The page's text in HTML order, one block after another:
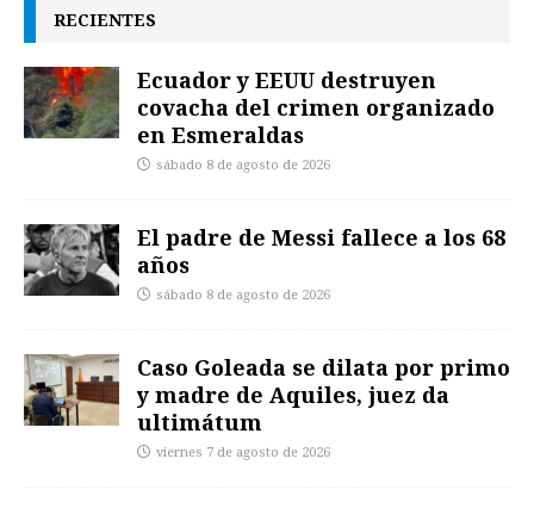
RECIENTES
Ecuador y EEUU destruyen
covacha del crimen organizado
en Esmeraldas
sábado 8 de agosto de 2026
El padre de Messi fallece a los 68
años
sábado 8 de agosto de 2026
Caso Goleada se dilata por primo
y madre de Aquiles, juez da
ultimátum
viernes 7 de agosto de 2026